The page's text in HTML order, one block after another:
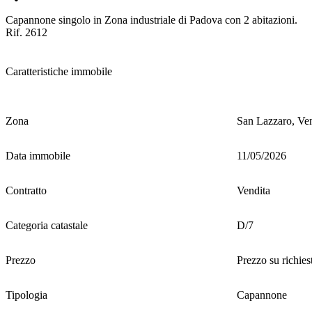
Capannone singolo in Zona industriale di Padova con 2 abitazioni.
Rif. 2612
Caratteristiche immobile
Zona San Lazzaro,
Data immobile 11/05/2026
Contratto Vendita
Categoria catastale D/7
Prezzo Prezzo su
Tipologia Capannone